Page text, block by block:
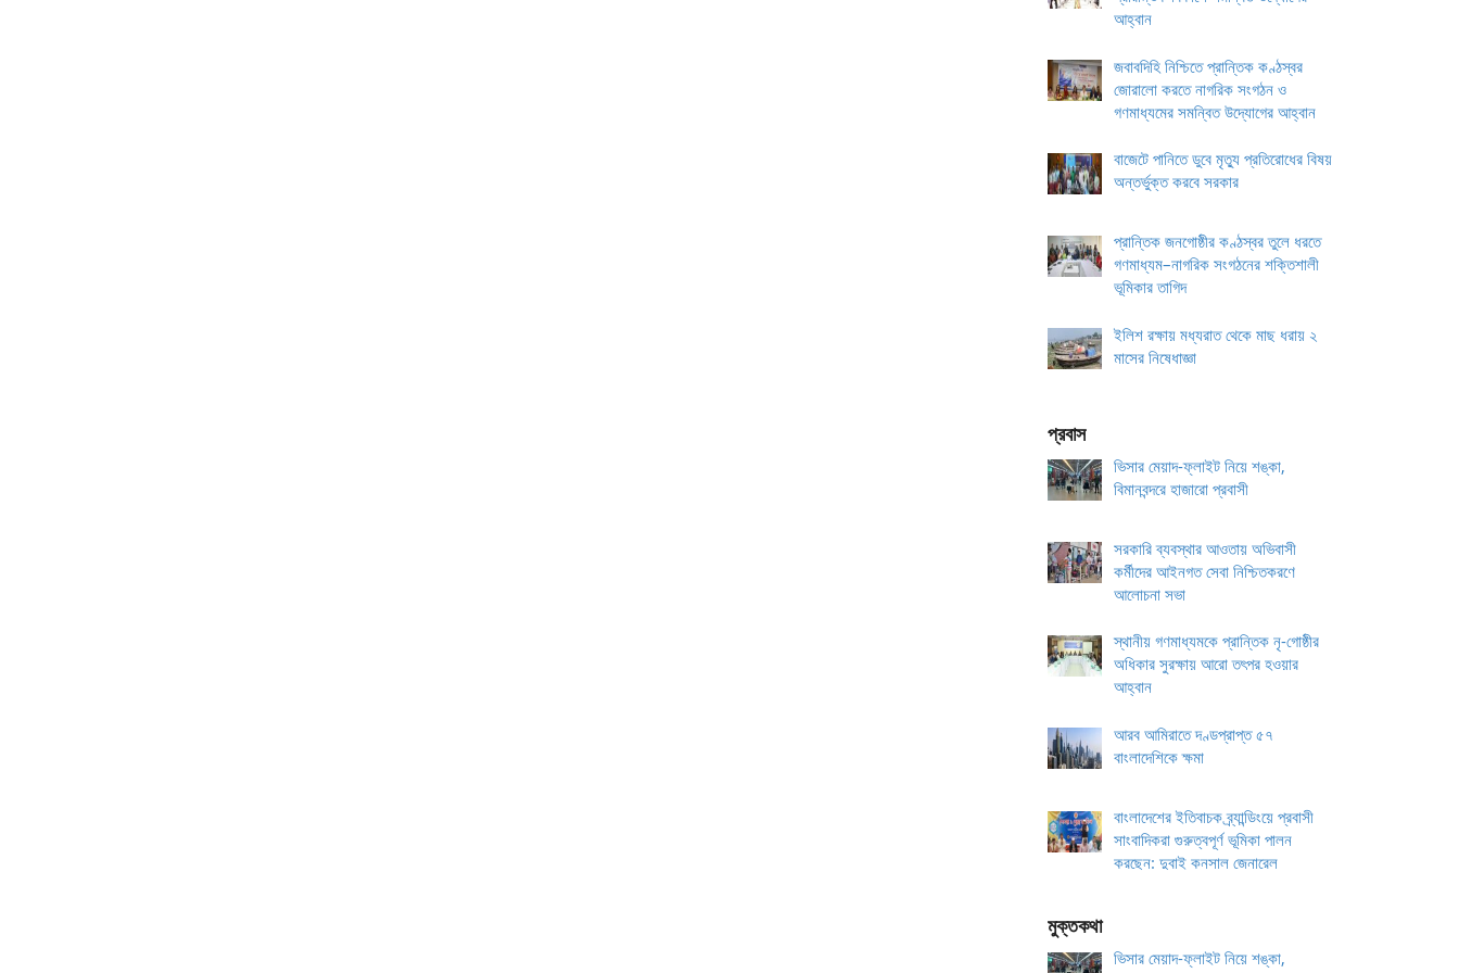
আহ্বান
জবাবদিহি নিশ্চিতে প্রান্তিক কণ্ঠস্বর
জোরালো করতে নাগরিক সংগঠন ও
গণমাধ্যমের সমন্বিত উদ্যোগের আহ্বান
বাজেটে পানিতে ডুবে মৃত্যু প্রতিরোধের বিষয়
অন্তর্ভুক্ত করবে সরকার
প্রান্তিক জনগোষ্ঠীর কণ্ঠস্বর তুলে ধরতে
গণমাধ্যম–নাগরিক সংগঠনের শক্তিশালী
ভূমিকার তাগিদ
ইলিশ রক্ষায় মধ্যরাত থেকে মাছ ধরায় ২
মাসের নিষেধাজ্ঞা
প্রবাস
ভিসার মেয়াদ-ফ্লাইট নিয়ে শঙ্কা,
বিমানবন্দরে হাজারো প্রবাসী
সরকারি ব্যবস্থার আওতায় অভিবাসী
কর্মীদের আইনগত সেবা নিশ্চিতকরণে
আলোচনা সভা
স্থানীয় গণমাধ্যমকে প্রান্তিক নৃ-গোষ্ঠীর
অধিকার সুরক্ষায় আরো তৎপর হওয়ার
আহ্বান
আরব আমিরাতে দণ্ডপ্রাপ্ত ৫৭
বাংলাদেশিকে ক্ষমা
বাংলাদেশের ইতিবাচক ব্র্যান্ডিংয়ে প্রবাসী
সাংবাদিকরা গুরুত্বপূর্ণ ভূমিকা পালন
করছেন: দুবাই কনসাল জেনারেল
মুক্তকথা
ভিসার মেয়াদ-ফ্লাইট নিয়ে শঙ্কা,